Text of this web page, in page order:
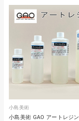
小島美術
小島美術 GAO アートレジン